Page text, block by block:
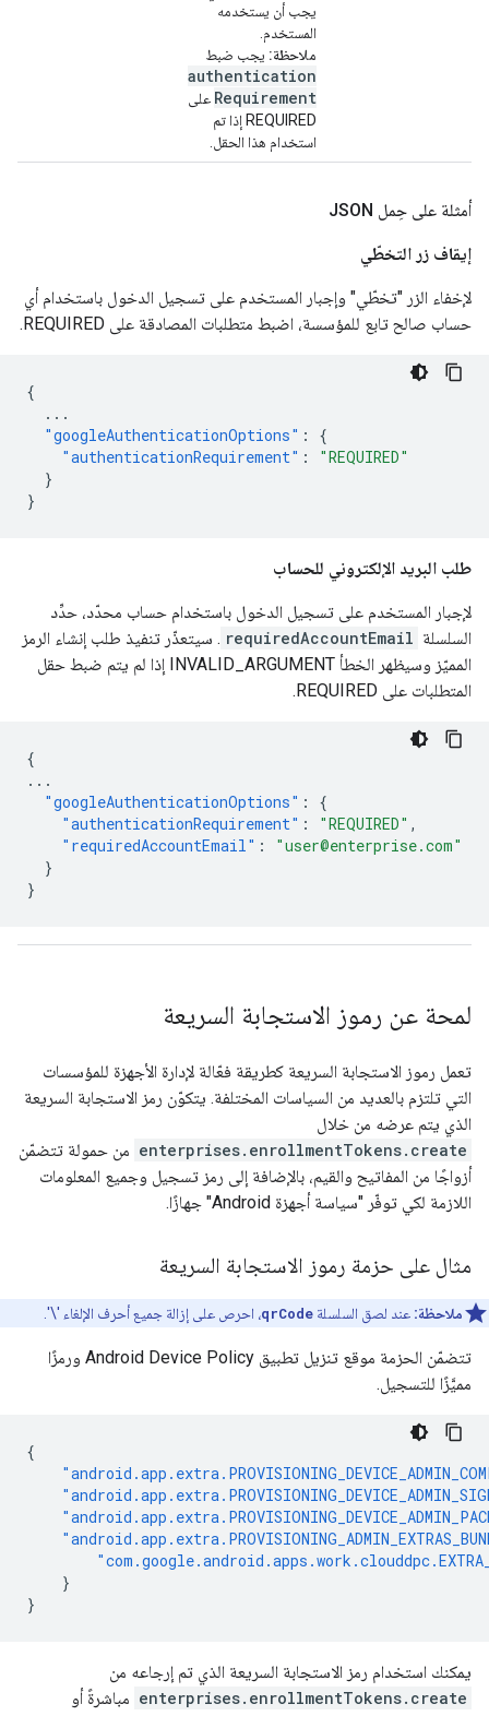
يجب أن يستخدمه
المستخدم.
ملاحظة: يجب ضبط
authentication
Requirement على
REQUIRED إذا تم
استخدام هذا الحقل.
أمثلة على حِمل JSON
إيقاف زر التخطّي
لإخفاء الزر "تخطّي" وإجبار المستخدم على تسجيل الدخول باستخدام أي
حساب صالح تابع للمؤسسة، اضبط متطلبات المصادقة على REQUIRED.
{
...
"googleAuthenticationOptions" :
{
"authenticationRequirement" :
"REQUIRED"
}
}
طلب البريد الإلكتروني للحساب
لإجبار المستخدم على تسجيل الدخول باستخدام حساب محدّد، حدِّد
السلسلة requiredAccountEmail . سيتعذّر تنفيذ طلب إنشاء الرمز
المميّز وسيظهر الخطأ INVALID_ARGUMENT إذا لم يتم ضبط حقل
المتطلبات على REQUIRED.
{
...
"googleAuthenticationOptions" :
{
"authenticationRequirement" : "REQUIRED" ,
"requiredAccountEmail" :
"user@enterprise.com"
}
}
لمحة عن رموز الاستجابة السريعة
تعمل رموز الاستجابة السريعة كطريقة فعّالة لإدارة الأجهزة للمؤسسات
التي تلتزم بالعديد من السياسات المختلفة. يتكوّن رمز الاستجابة السريعة
الذي يتم عرضه من خلال
enterprises.enrollmentTokens.create من حمولة تتضمّن
أزواجًا من المفاتيح والقيم، بالإضافة إلى رمز تسجيل وجميع المعلومات
اللازمة لكي توفّر "سياسة أجهزة Android" جهازًا.
مثال على حزمة رموز الاستجابة السريعة
ملاحظة: عند لصق السلسلة qrCode، احرص على إزالة جميع أحرف الإلغاء '\'.
تتضمّن الحزمة موقع تنزيل تطبيق Android Device Policy ورمزًا
مميَّزًا للتسجيل.
{
}
}
يمكنك استخدام رمز الاستجابة السريعة الذي تم إرجاعه من
enterprises.enrollmentTokens.create مباشرةً أو